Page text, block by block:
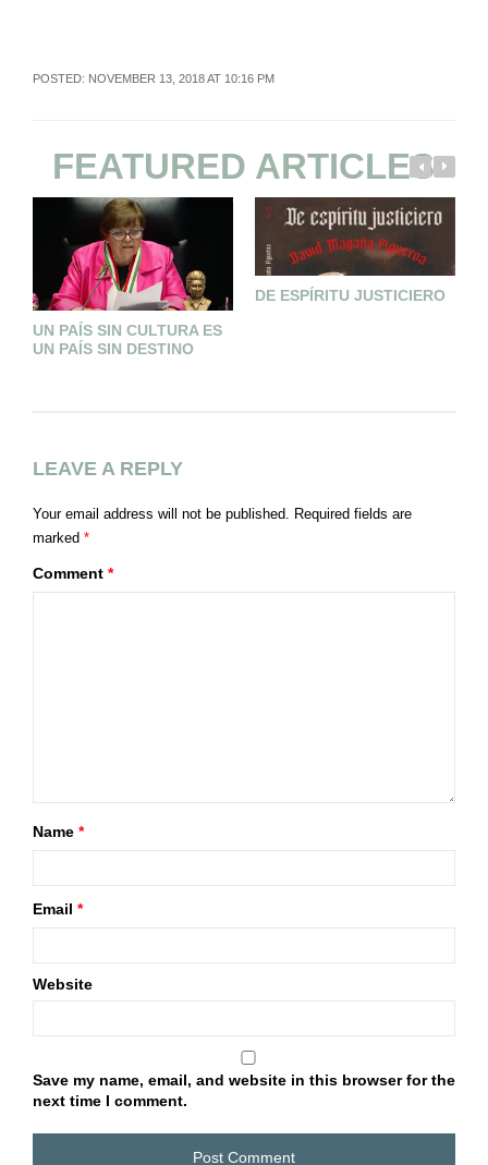
POSTED: NOVEMBER 13, 2018 AT 10:16 PM
FEATURED ARTICLES
UN PAÍS SIN CULTURA ES
UN PAÍS SIN DESTINO
DE ESPÍRITU JUSTICIERO
LEAVE A REPLY
Your email address will not be published. Required fields are
marked *
Comment *
Name *
Email *
Website
Save my name, email, and website in this browser for the
next time I comment.